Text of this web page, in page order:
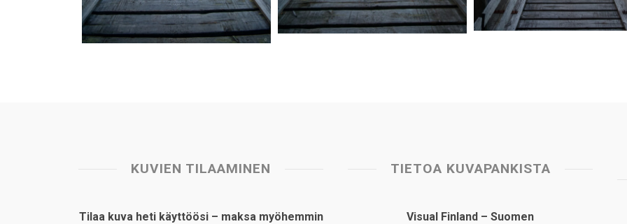
KUVIEN TILAAMINEN
Tilaa kuva heti käyttöösi – maksa myöhemmin
TIETOA KUVAPANKISTA
Visual Finland – Suomen